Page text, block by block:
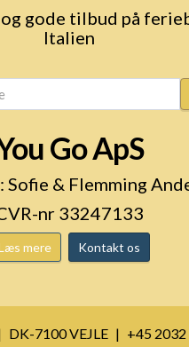
gode tilbud på
Italien
Go ApS
Sofie & Flemming
nr 33247133
mere Kontakt os
DK-7100 VEJLE
+45